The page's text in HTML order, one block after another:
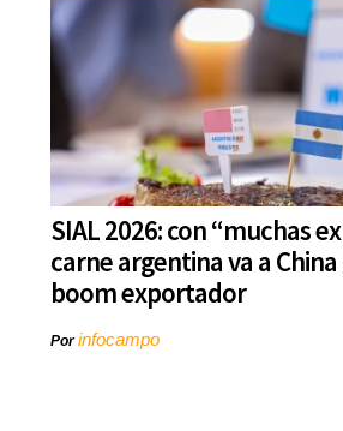
SIAL 2026: con “muchas
carne argentina va a
boom exportador
Porinfocampo